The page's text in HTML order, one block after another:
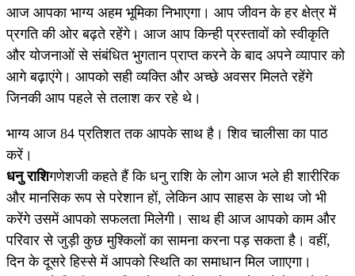
आज आपका भाग्य अहम भूमिका निभाएगा। आप जीवन के हर क्षेत्र में
प्रगति की ओर बढ़ते रहेंगे। आज आप किन्ही प्रस्तावों को स्वीकृति
और योजनाओं से संबंधित भुगतान प्राप्त करने के बाद अपने व्यापार को
आगे बढ़ाएंगे। आपको सही व्यक्ति और अच्छे अवसर मिलते रहेंगे
जिनकी आप पहले से तलाश कर रहे थे।
भाग्य आज 84 प्रतिशत तक आपके साथ है। शिव चालीसा का पाठ
करें।
धनु राशिगणेशजी कहते हैं कि धनु राशि के लोग आज भले ही शारीरिक
और मानसिक रूप से परेशान हों, लेकिन आप साहस के साथ जो भी
करेंगे उसमें आपको सफलता मिलेगी। साथ ही आज आपको काम और
परिवार से जुड़ी कुछ मुश्किलों का सामना करना पड़ सकता है। वहीं,
दिन के दूसरे हिस्से में आपको स्थिति का समाधान मिल जााएगा।